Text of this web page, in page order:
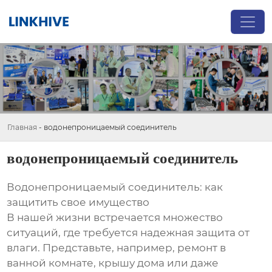
Главная - водонепроницаемый соединитель
водонепроницаемый соединитель
Водонепроницаемый соединитель: как
защитить свое имущество
В нашей жизни встречается множество
ситуаций, где требуется надежная защита от
влаги. Представьте, например, ремонт в
ванной комнате, крышу дома или даже